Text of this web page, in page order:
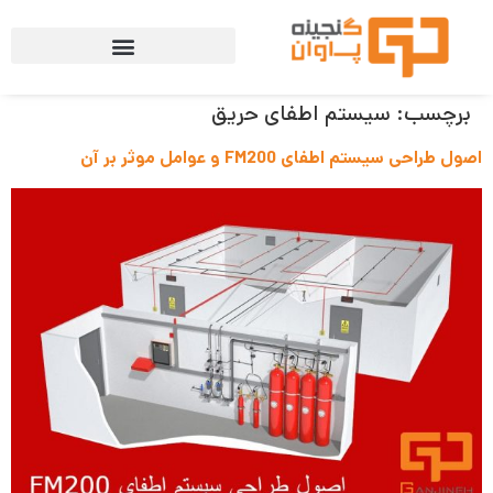
برچسب: سیستم اطفای حریق
اصول طراحی سیستم اطفای FM200 و عوامل موثر بر آن